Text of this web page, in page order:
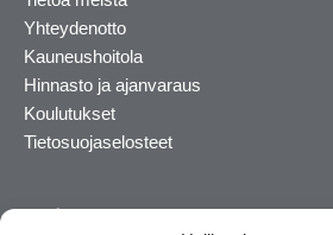
Yhteydenotto
Kauneushoitola
Hinnasto ja ajanvaraus
Koulutukset
Tietosuojaselosteet